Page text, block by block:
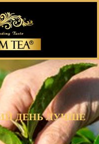
ДЕНЬ ЛУЧШЕ